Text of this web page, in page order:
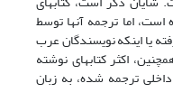
اما ترجمه آنها توسط
یا اینکه نویسندگان عرب
اکثر کتابهای نوشته
ترجمه شده، به زبان